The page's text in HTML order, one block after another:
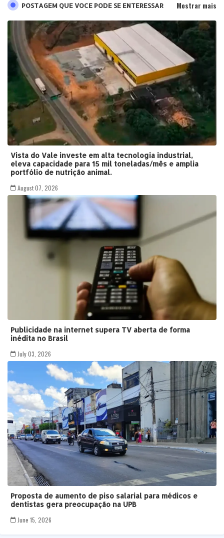
POSTAGEM QUE VOCE PODE SE ENTERESSAR Mostrar mais
Vista do Vale investe em alta tecnologia industrial,
eleva capacidade para 15 mil toneladas/mês e amplia
portfólio de nutrição animal.
August 07, 2026
Publicidade na internet supera TV aberta de forma
inédita no Brasil
July 03, 2026
Proposta de aumento de piso salarial para médicos e
dentistas gera preocupação na UPB
June 15, 2026